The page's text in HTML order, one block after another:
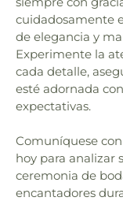
cuidadosamente
de elegancia y
Experimente la
cada detalle,
esté adornada
expectativas.
Comuníquese
hoy para analizar
ceremonia de
encantadores